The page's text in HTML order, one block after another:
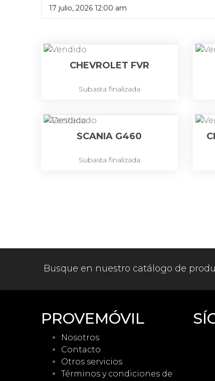
17 julio, 2026 12:00 am
CHEVROLET FVR
Subasta finalizada
SCANIA G460
Subasta finalizada
Busque en nuestro catálogo de
PROVEMÓVIL
Nosotros
Contacto
Otros servicios
Términos y condiciones de